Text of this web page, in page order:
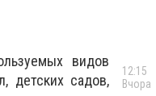
видов
детских садов,
12:15
Вчора